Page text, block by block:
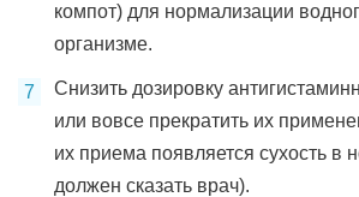
компот) для нормализации
организме.
Снизить дозировку
или вовсе прекратить их
их приема появляется сухость в
должен сказать врач).